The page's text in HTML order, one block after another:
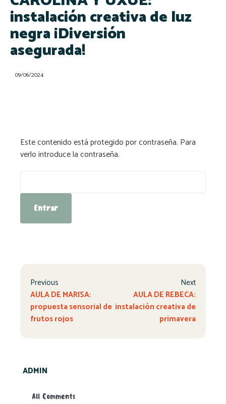
instalación creativa de luz
negra ¡Diversión
asegurada!
09/06/2024
Este contenido está protegido por contraseña. Para
verlo introduce la contraseña.
Previous
AULA DE MARISA:
propuesta sensorial de
frutos rojos
Next
AULA DE REBECA:
instalación creativa de
primavera
ADMIN
All Comments